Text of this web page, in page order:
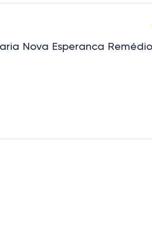
Nova Esperanca